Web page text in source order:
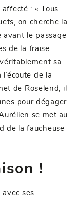
affecté : « Tous
on cherche la
avant le passage
de la fraise
sa
de la
de Roselend, il
pour dégager
se met au
de la faucheuse
!
avec ses